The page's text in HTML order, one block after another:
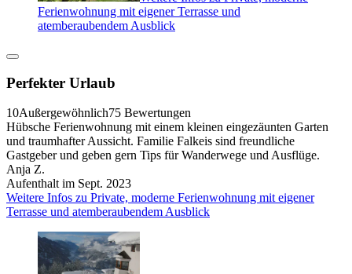
Ferienwohnung mit eigener Terrasse und
atemberaubendem Ausblick
Perfekter Urlaub
10Außergewöhnlich75 Bewertungen
Hübsche Ferienwohnung mit einem kleinen eingezäunten Garten
und traumhafter Aussicht. Familie Falkeis sind freundliche
Gastgeber und geben gern Tips für Wanderwege und Ausflüge.
Anja Z.
Aufenthalt im Sept. 2023
Weitere Infos zu Private, moderne Ferienwohnung mit eigener
Terrasse und atemberaubendem Ausblick